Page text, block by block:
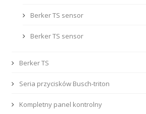
Berker TS sensor
Berker TS sensor
Berker TS
Seria przycisków Busch-triton
Kompletny panel kontrolny